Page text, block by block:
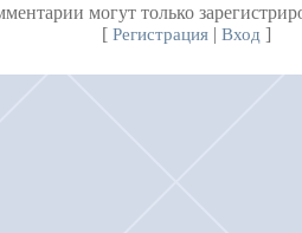
могут только
[ Регистрация| Вход ]